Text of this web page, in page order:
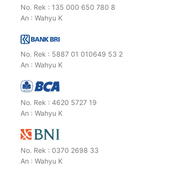
No. Rek : 135 000 650 780 8
An : Wahyu K
No. Rek : 5887 01 010649 53 2
An : Wahyu K
No. Rek : 4620 5727 19
An : Wahyu K
No. Rek : 0370 2698 33
An : Wahyu K